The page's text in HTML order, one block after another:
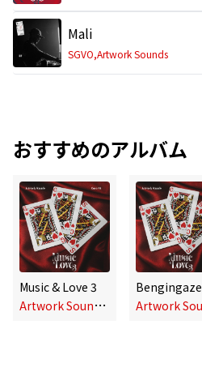
Mali
SGVO,Artwork Sounds
おすすめのアルバム
Music & Love 3
A
rtwork Sounds,CocoSA
Bengingaze